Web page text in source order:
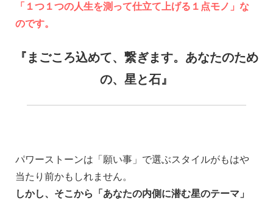
「１つ１つの人生を測って仕立て上げる１点モノ」な
のです。
『まごころ込めて、繋ぎます。あなたのため
の、星と石』
パワーストーンは「願い事」で選ぶスタイルがもはや
当たり前かもしれません。
しかし、そこから「あなたの内側に潜む星のテーマ」